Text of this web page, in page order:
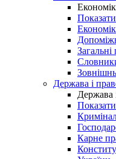
Показати
Держава і
Держава
Показати
Карне